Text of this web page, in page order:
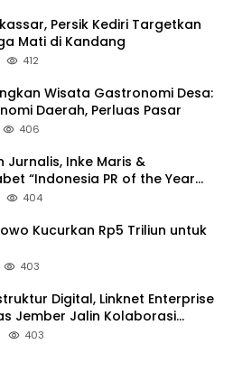
Persik Kediri Targetkan
Mati di Kandang
412
Wisata Gastronomi Desa:
Daerah, Perluas Pasar
406
Jurnalis, Inke Maris &
“Indonesia PR of the Year
404
Kucurkan Rp5 Triliun untuk
403
Digital, Linknet Enterprise
Jember Jalin Kolaborasi
Berbasis AI
403